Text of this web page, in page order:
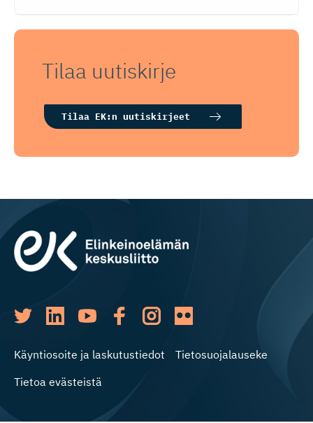
Tilaa uutiskirje
Tilaa EK:n uutiskirjeet
Käyntiosoite ja laskutustiedot
Tietosuojalauseke
Tietoa evästeistä